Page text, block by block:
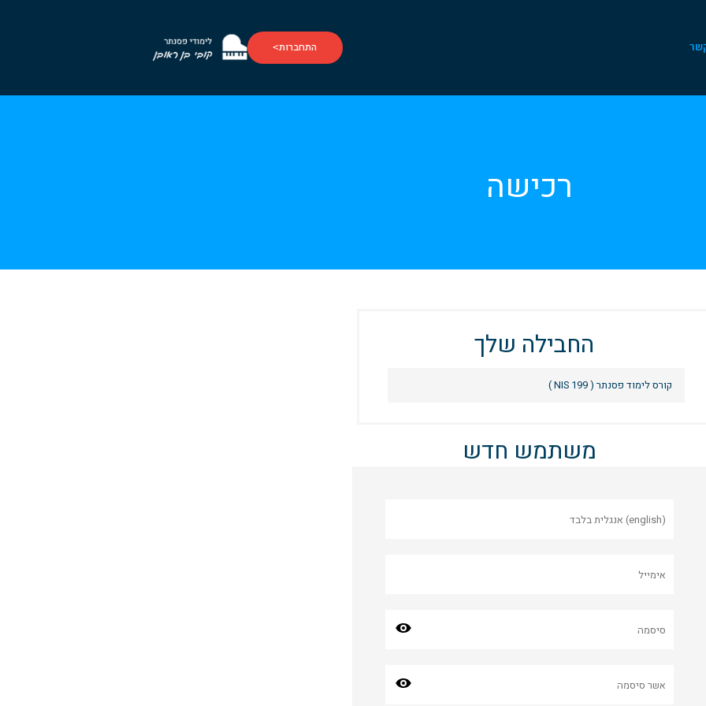
התחברות>
רכישה
החבילה שלך
קורס לימוד פסנתר ( 199 NIS )
משתמש חדש